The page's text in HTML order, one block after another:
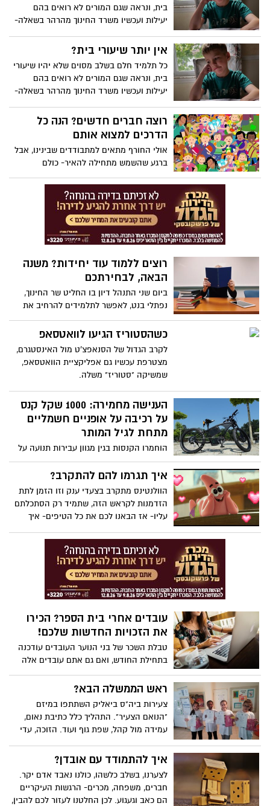
בית, ונראה שגם המורים לא רואים בהם
יעילות ועכשיו משרד החינוך מהרהר בשאלה-
שיעורי הבית?
אין יותר שיעורי בית?
כל תלמיד חלם בשלב מסוים שלא יהיו שיעורי
בית, ונראה שגם המורים לא רואים בהם
יעילות ועכשיו משרד החינוך מהרהר בשאלה-
שיעורי הבית?
רוצה חברים חדשים? הנה כל
הדרכים למצוא אותם
אולי החורף מתאים למתבודדים שבינינו, אבל
ברגע שהשמש מתחילה להאיר- כולם
מתאספים בחבורות ומתחילים להנות.
מרגישים שאתם לא חלק משום דבר? הנה
כמה טיפים בשביל לשפר את המצב החברתי
שלכם ולמצוא חברים חדשים.
רוצים ללמוד עוד יחידות? משנה
הבאה, לבחירתכם
ביום שני התנהל דיון בו החליט שר החינוך,
נפתלי בנט, לאפשר לתלמידים להרחיב את
כמות המקצועות המוגברים- אם ירצו, ולהיבחן
בכמה שירצו.
כשהסטוריז הגיעו לוואטסאפ
לקרב הגדול של הסנאפצ'ט מול האינסטגרם,
מצטרפת עכשיו גם אפליקציית הוואטסאפ,
שמשיקה "סטוריז" משלה.
הענישה מחמירה: 1000 שקל קנס
על רכיבה על אופניים חשמליים
מתחת לגיל המותר
הוחמרו הקנסות בגין מגוון עבירות תנועה על
מנת להלחם בתאונות הדרכים. נסיעה על
אופניים חשמליים מתחת לגיל 16 תעלה לכם
בקנס של 1000 שקלים
איך תגרמו להם להתקרב?
הוולנטינס מתקרב בצעדי ענק וזו הזמן לתת
הזדמנות לקראש הזה, שתמיד רק הסתכלתם
עליו- אז הבאנו לכם את כל הטיפים- איך
עובדים אחרי בית הספר? הכירו
את הזכויות החדשות שלכם!
טבלת השכר של בני הנוער העובדים עודכנה
בתחילת החודש, ואם גם אתם עובדים אלה
הדברים שחשוב שתכירו
ראש הממשלה הבא?
צעירות ביה"ס ביאליק השתתפו במיזם
"הנואם הצעיר". התהליך כלל כתיבת נאום,
עמידה מול קהל, שפת גוף ועוד. הזוכה, עדי
העירונית
איך להתמודד עם אובדן?
לצערנו, בשלב כלשהו, כולנו נאבד אדם יקר.
חברים, משפחה, מכרים- הרגשות העיקריים
הם כאב וגעגוע. לכן החלטנו לעזור לכם להבין,